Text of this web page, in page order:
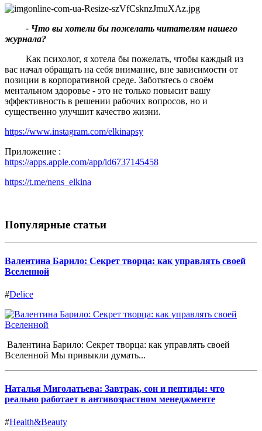
- Что вы хотели бы пожелать читателям нашего
журнала?
Как психолог, я хотела бы пожелать, чтобы каждый из
вас начал обращать на себя внимание, вне зависимости от
позиции в корпоративной среде. Заботьтесь о своём
ментальном здоровье - это не только повысит вашу
эффективность в решении рабочих вопросов, но и
существенно улучшит качество жизни.
https://www.instagram.com/elkinapsy
Приложение :
https://apps.apple.com/app/id6737145458
https://t.me/nens_elkina
Популярные статьи
Валентина Барило: Секрет творца: как управлять своей
Вселенной
#Delice
Валентина Барило: Секрет творца: как управлять своей
Вселенной Мы привыкли думать...
Наталья Миголатьева: Завтрак, сон и пептиды: что
реально работает в антивозрастном менеджменте
#Health&Beauty